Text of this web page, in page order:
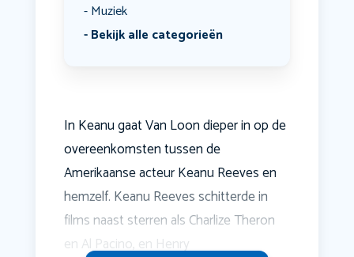
Muziek
Bekijk alle categorieën
In Keanu gaat Van Loon dieper in op de
overeenkomsten tussen de
Amerikaanse acteur Keanu Reeves en
hemzelf. Keanu Reeves schitterde in
films naast sterren als Charlize Theron
en Al Pacino, en Henry